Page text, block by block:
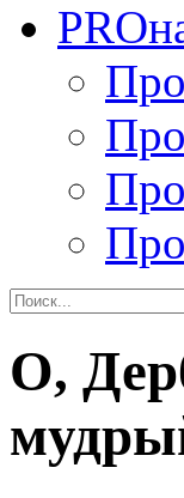
PRO
О,